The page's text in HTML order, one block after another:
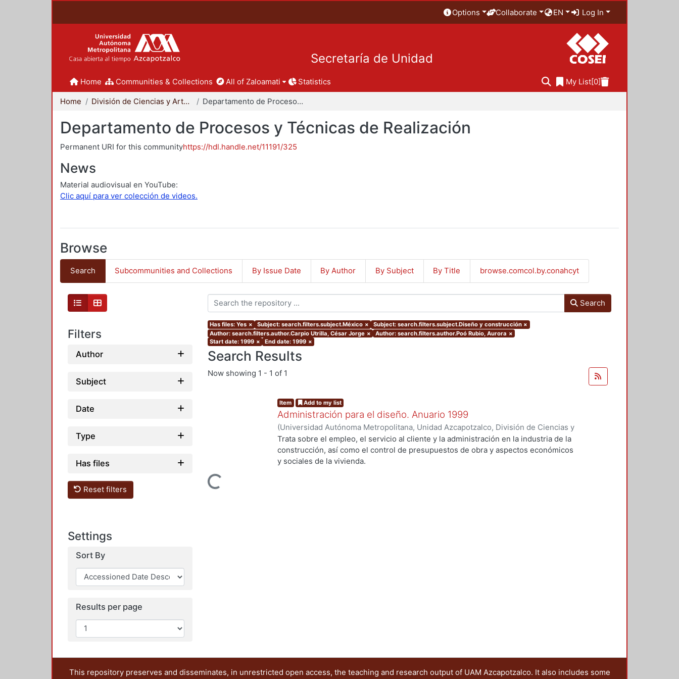
Options Collaborate EN Log In
Secretaría de Unidad
Home Communities & Collections All of Zaloamati Statistics My List[0]
Home División de Ciencias y Artes para el Diseño Departamento de Procesos y Técnicas de Realización
Departamento de Procesos y Técnicas de Realización
Permanent URI for this communityhttps://hdl.handle.net/11191/325
News
Material audiovisual en YouTube:
Clic aquí para ver colección de videos.
Browse
Search Subcommunities and Collections By Issue Date By Author By Subject By Title browse.comcol.by.conahcyt
Filters
Author
Subject
Date
Type
Has files
Reset filters
Settings
Sort By
Results per page
Search
Has files: Yes × Subject: search.filters.subject.México × Subject: search.filters.subject.Diseño y construcción ×
Author: search.filters.author.Carpio Utrilla, César Jorge × Author: search.filters.author.Poó Rubio, Aurora ×
Start date: 1999 × End date: 1999 ×
Search Results
Now showing 1 - 1 of 1
Loading...
Item Add to my list
Administración para el diseño. Anuario 1999
(Universidad Autónoma Metropolitana, Unidad Azcapotzalco, División de Ciencias y
Artes para el Diseño, Departamento de Procesos y Técnicas de Realización,1999)
Poó Rubio, Aurora;Cervantes Abarca, Alejandro;Vilchis Salazar, Rubén;Carpio
Utrilla, César Jorge;Rodríguez Martínez, Jorge
Trata sobre el empleo, el servicio al cliente y la administración en la industria de la
construcción, así como el control de presupuestos de obra y aspectos económicos
y sociales de la vivienda.
This repository preserves and disseminates, in unrestricted open access, the teaching and research output of UAM Azcapotzalco. It also includes some